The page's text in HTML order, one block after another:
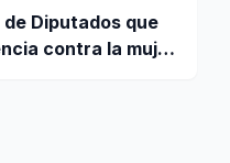
Diputados que
contra la mujer